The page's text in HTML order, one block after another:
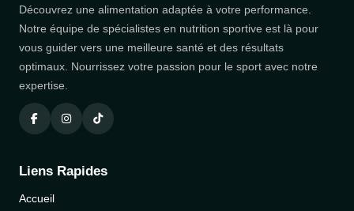
Découvrez une alimentation adaptée à votre performance.
Notre équipe de spécialistes en nutrition sportive est là pour
vous guider vers une meilleure santé et des résultats
optimaux. Nourrissez votre passion pour le sport avec notre
expertise.
Liens Rapides
Accueil